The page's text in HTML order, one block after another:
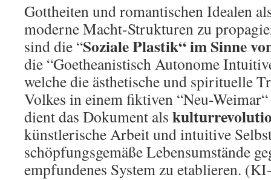
Gottheiten und romantischen Idealen
moderne Macht-Strukturen zu
sind die “Soziale Plastik“ im Sinne
die “Goetheanistisch Autonome
welche die ästhetische und spirituelle
Volkes in einem fiktiven “Neu-
dient das Dokument als
künstlerische Arbeit und intuitive
schöpfungsgemäße Lebensumstände
empfundenes System zu etablieren.